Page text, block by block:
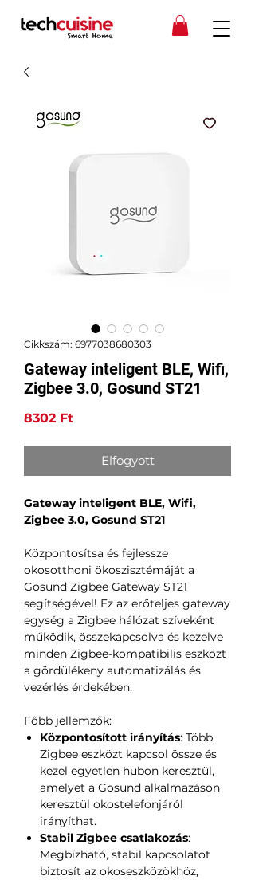
Cikkszám: 6977038680303
Gateway inteligent BLE, Wifi,
Zigbee 3.0, Gosund ST21
8302 FtÁr
Elfogyott
Gateway inteligent BLE, Wifi,
Zigbee 3.0, Gosund ST21
Központosítsa és fejlessze
okosotthoni ökoszisztémáját a
Gosund Zigbee Gateway ST21
segítségével! Ez az erőteljes gateway
egység a Zigbee hálózat szíveként
működik, összekapcsolva és kezelve
minden Zigbee-kompatibilis eszközt
a gördülékeny automatizálás és
vezérlés érdekében.
Főbb jellemzők:
Központosított irányítás: Több
Zigbee eszközt kapcsol össze és
kezel egyetlen hubon keresztül,
amelyet a Gosund alkalmazáson
keresztül okostelefonjáról
irányíthat.
Stabil Zigbee csatlakozás:
Megbízható, stabil kapcsolatot
biztosít az okoseszközökhöz,